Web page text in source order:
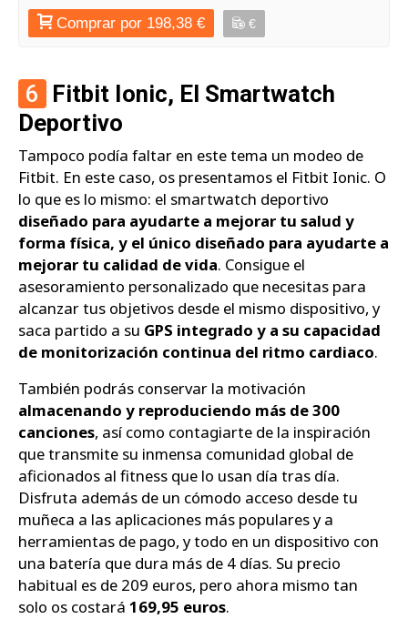
Comprar por 198,38 € €
6 Fitbit Ionic, El Smartwatch
Deportivo
Tampoco podía faltar en este tema un modeo de
Fitbit. En este caso, os presentamos el Fitbit Ionic. O
lo que es lo mismo: el smartwatch deportivo
diseñado para ayudarte a mejorar tu salud y
forma física, y el único diseñado para ayudarte a
mejorar tu calidad de vida. Consigue el
asesoramiento personalizado que necesitas para
alcanzar tus objetivos desde el mismo dispositivo, y
saca partido a su GPS integrado y a su capacidad
de monitorización continua del ritmo cardiaco.
También podrás conservar la motivación
almacenando y reproduciendo más de 300
canciones, así como contagiarte de la inspiración
que transmite su inmensa comunidad global de
aficionados al fitness que lo usan día tras día.
Disfruta además de un cómodo acceso desde tu
muñeca a las aplicaciones más populares y a
herramientas de pago, y todo en un dispositivo con
una batería que dura más de 4 días. Su precio
habitual es de 209 euros, pero ahora mismo tan
solo os costará 169,95 euros.